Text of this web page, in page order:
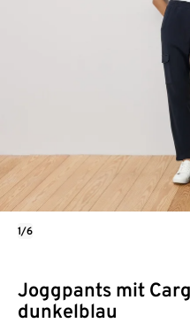
Joggpants mit
dunkelblau
1/6